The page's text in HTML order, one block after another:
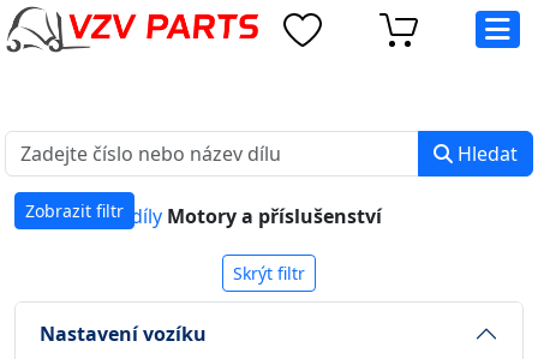
Hledat
Zobrazit filtr
Náhradní díly Motory a příslušenství
Skrýt filtr
Nastavení vozíku